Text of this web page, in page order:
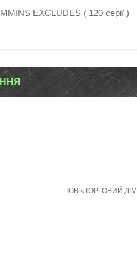
EXCLUDES ( 120 серії )